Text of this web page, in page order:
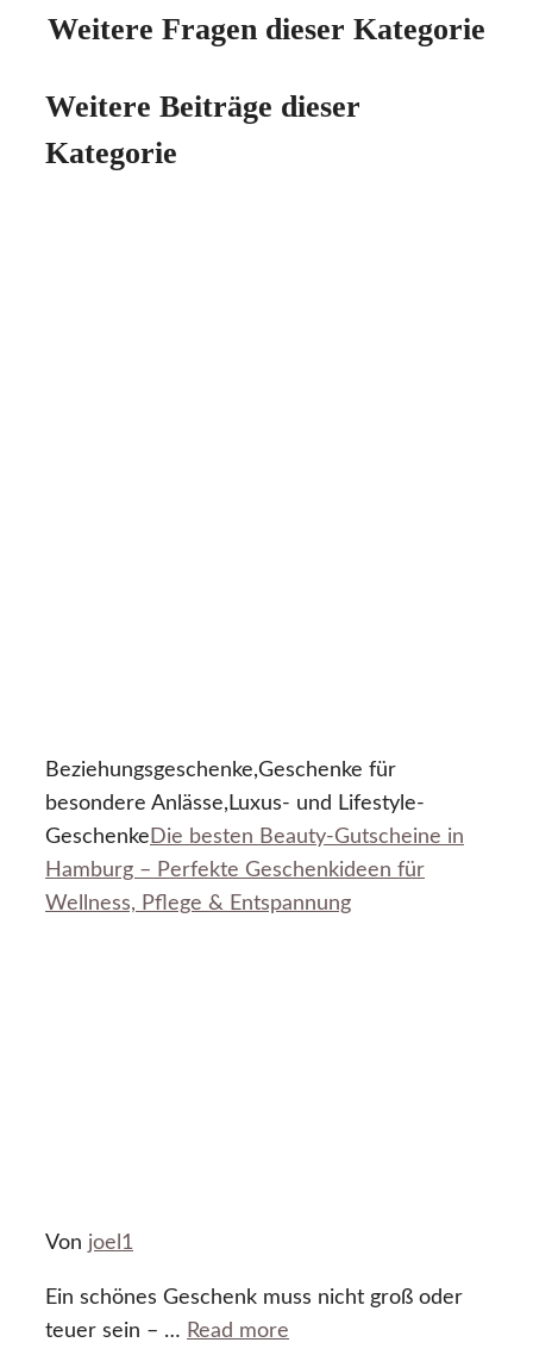
Weitere Fragen dieser Kategorie
Weitere Beiträge dieser
Kategorie
Beziehungsgeschenke,Geschenke für
besondere Anlässe,Luxus- und Lifestyle-
Geschenke Die besten Beauty-Gutscheine in
Hamburg – Perfekte Geschenkideen für
Wellness, Pflege & Entspannung
Von joel1
Ein schönes Geschenk muss nicht groß oder
teuer sein – … Read more